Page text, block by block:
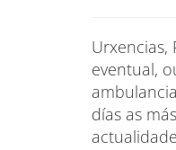
Urxencias,
eventual,
días as